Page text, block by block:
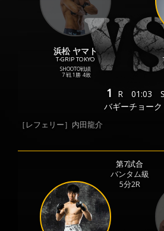
浜松 ヤマト
T-GRIP TOKYO
SHOOTO戦績
7 戦 1勝 4敗
1 R 01:03
S
バギーチョーク
［レフェリー］内田龍介
第7試合
バンタム級
5分2R